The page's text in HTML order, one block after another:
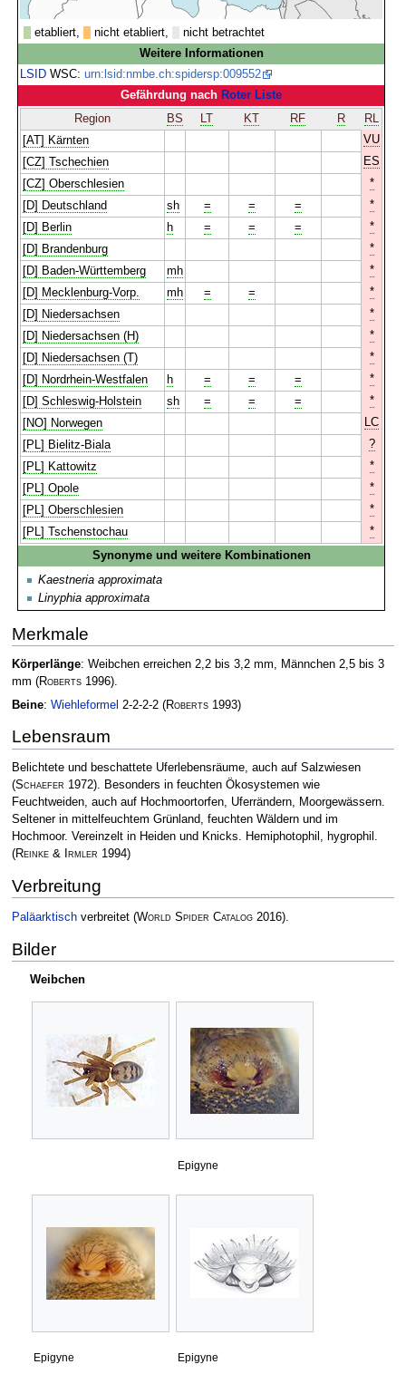
etabliert, nicht etabliert,
nicht betrachtet
Weitere Informationen
LSID WSC:urn:lsid:nmbe.ch:spidersp:009552
Gefährdung nach Roter Liste
Region
BS LT KT RF R
RL
[AT] Kärnten
VU
[CZ] Tschechien
ES
[CZ] Oberschlesien
*
[D] Deutschland
sh = = =
*
[D] Berlin
h = = =
*
[D] Brandenburg
*
[D] Baden-Württemberg
mh
*
[D] Mecklenburg-Vorp.
mh = =
*
[D] Niedersachsen
*
[D] Niedersachsen (H)
*
[D] Niedersachsen (T)
*
[D] Nordrhein-Westfalen
h = = =
*
[D] Schleswig-Holstein
sh = = =
*
[NO] Norwegen
LC
[PL] Bielitz-Biala
?
[PL] Kattowitz
*
[PL] Opole
*
[PL] Oberschlesien
*
[PL] Tschenstochau
*
Synonyme und weitere Kombinationen
Kaestneria approximata
Linyphia approximata
Merkmale
Körperlänge: Weibchen erreichen 2,2 bis 3,2 mm, Männchen 2,5 bis 3
mm (Roberts1996).
Beine: Wiehleformel 2-2-2-2 (Roberts1993)
Lebensraum
Belichtete und beschattete Uferlebensräume, auch auf Salzwiesen
(Schaefer 1972). Besonders in feuchten Ökosystemen wie
Feuchtweiden, auch auf Hochmoortorfen, Uferrändern, Moorgewässern.
Seltener in mittelfeuchtem Grünland, feuchten Wäldern und im
Hochmoor. Vereinzelt in Heiden und Knicks. Hemiphotophil, hygrophil.
(Reinke & Irmler 1994)
Verbreitung
Paläarktischverbreitet (World Spider Catalog2016).
Bilder
Weibchen
Epigyne
Epigyne Epigyne